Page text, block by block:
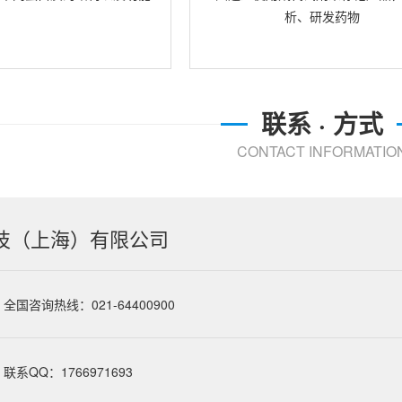
析、研发药物
联系 · 方式
CONTACT
（上海）有限公司
全国咨询热线：021-64400900
联系QQ：1766971693